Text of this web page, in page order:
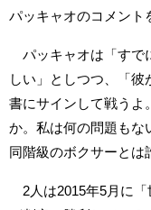
パッキャオのコメント
パッキャオは「すで
しい」としつつ、「
書にサインして戦うよ
か。私は何の問題もな
同階級のボクサーとは
2人は2015年5月に「